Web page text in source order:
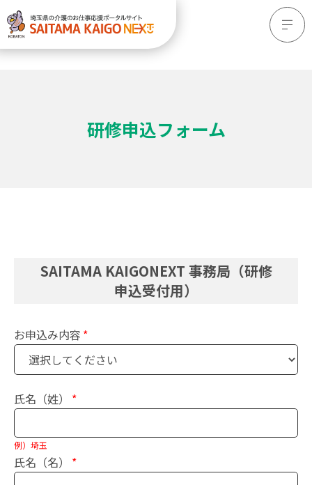
研修申込フォーム
SAITAMA KAIGONEXT 事務局（研修
申込受付用）
お申込み内容
氏名（姓）
例）埼玉
氏名（名）